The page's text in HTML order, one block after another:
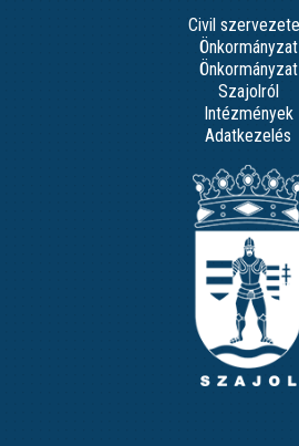
Civil
Önkormányzat
Önkormányzat
Szajolról
Intézmények
Adatkezelés